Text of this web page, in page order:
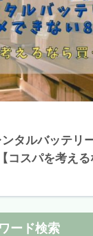
タルバッテリ
コスパを考え
ード検索